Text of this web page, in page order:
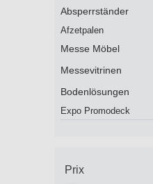
Absperrständer
Afzetpalen
Messe Möbel
Messevitrinen
Bodenlösungen
Expo Promodeck
Prix